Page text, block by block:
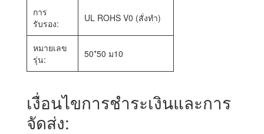
การ
รับรอง:
UL ROHS V0 (สั่งทำ)
หมายเลข
รุ่น:
50*50 ม10
เงื่อนไขการชำระเงินและการ
จัดส่ง: